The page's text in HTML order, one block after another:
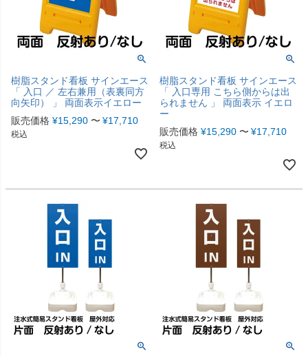
樹脂スタンド看板 サインエース
「 入口 ／ 左右兼用（表裏同方
向矢印） 」 両面表示イエロー
販売価格 ¥15,290 〜 ¥17,710
税込
樹脂スタンド看板 サインエース
「 入口専用 こちら側からは出
られません 」 両面表示 イエロ
ー
販売価格 ¥15,290 〜 ¥17,710
税込